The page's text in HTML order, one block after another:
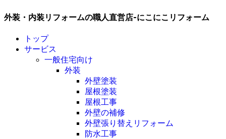
外装・内装リフォームの職人直営店-にこにこリフォーム
トップ
サービス
一般住宅向け
外装
外壁塗装
屋根塗装
屋根工事
外壁の補修
外壁張り替えリフォーム
防水工事